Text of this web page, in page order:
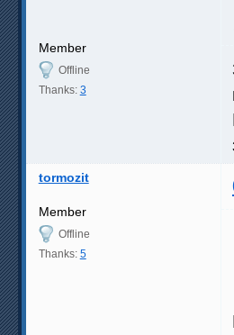
Member
Offline
Thanks: 3
tormozit
Member
Offline
Thanks: 5